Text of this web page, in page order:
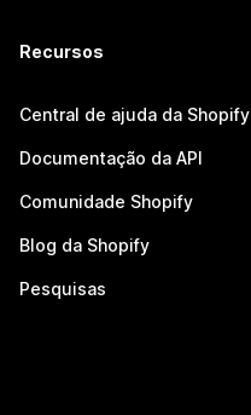
Recursos
Central de ajuda da Shopify
Documentação da API
Comunidade Shopify
Blog da Shopify
Pesquisas